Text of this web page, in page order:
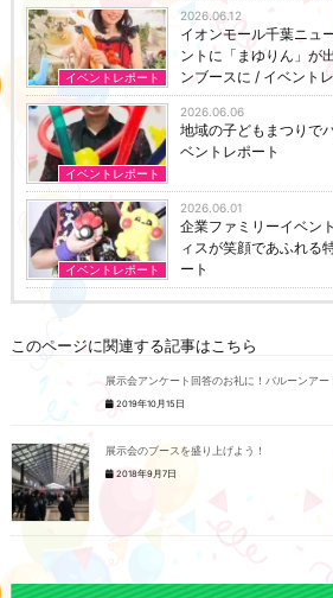
イベントレポート
2026.06.12
イオンモール千葉ニュ
ントに「まゆりん」が
ンブースに / イベント
イベントレポート
2026.06.06
地域の子どもまつりで
ベントレポート
イベントレポート
2026.06.01
企業ファミリーイベン
ィスが笑顔であふれる
ート
このページに関連する記事はこちら
展示会アンケート回答のお礼に！バルーンアー
2019年10月15日
展示会のブースを盛り上げよう！
2018年9月7日